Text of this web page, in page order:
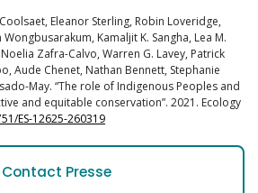
Eleanor Sterling, Robin Loveridge,
Kamaljit K. Sangha, Lea M.
Zafra-Calvo, Warren G. Lavey, Patrick
Aude Chenet, Nathan Bennett, Stephanie
May. “The role of Indigenous Peoples and
and equitable conservation”. 2021. Ecology
ES-12625-260319
Contact Presse